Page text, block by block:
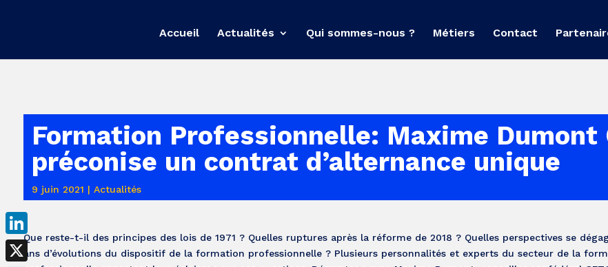
Accueil Actualités Qui sommes-nous ? Métiers Contact
Formation Professionnelle: Maxime Dumont
préconise un contrat d’alternance unique
9 juin 2021 | Actualités
Que reste-t-il des principes des lois de 1971 ? Quelles ruptures après la réforme de 2018 ? Quelles perspectives se
ans d’évolutions du dispositif de la formation professionnelle ? Plusieurs personnalités et experts du secteur de la
LinkedIn